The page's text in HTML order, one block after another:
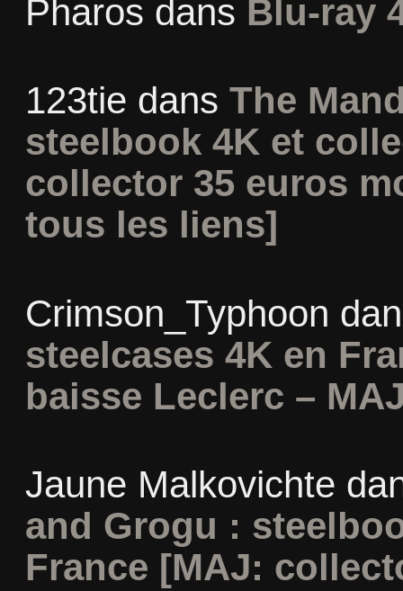
Pharos dans Blu-ray
123tie dans The
steelbook 4K et
collector 35 euros
tous les liens]
Crimson_Typhoon
steelcases 4K en
baisse Leclerc –
Jaune Malkovichte
and Grogu :
France [MAJ: